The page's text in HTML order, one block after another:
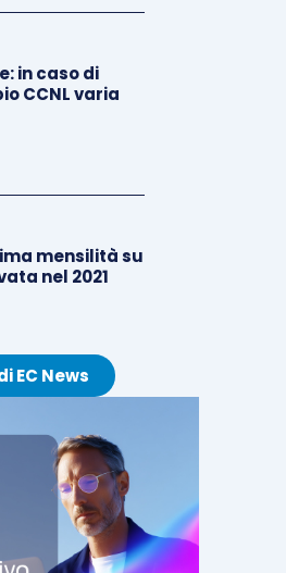
in caso di
CCNL varia
mensilità su
nel 2021
EC News